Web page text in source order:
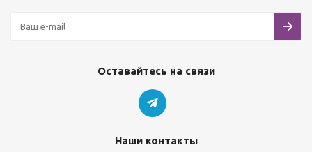
Оставайтесь на связи
Наши контакты